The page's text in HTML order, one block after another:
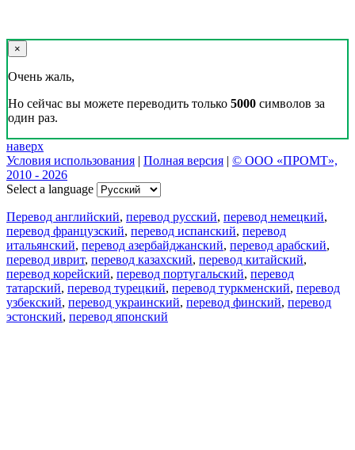
×
Очень жаль,
Но сейчас вы можете переводить только 5000 символов за
один раз.
наверх
Условия использования | Полная версия | © ООО «ПРОМТ»,
2010 - 2026
Select a language
Перевод английский, перевод русский, перевод немецкий,
перевод французский, перевод испанский, перевод
итальянский, перевод азербайджанский, перевод арабский,
перевод иврит, перевод казахский, перевод китайский,
перевод корейский, перевод португальский, перевод
татарский, перевод турецкий, перевод туркменский, перевод
узбекский, перевод украинский, перевод финский, перевод
эстонский, перевод японский